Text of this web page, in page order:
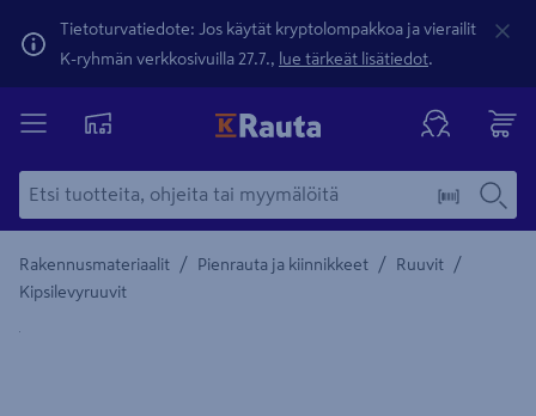
Tietoturvatiedote: Jos käytät kryptolompakkoa ja vierailit
K-ryhmän verkkosivuilla 27.7., lue tärkeät lisätiedot.
Rakennusmateriaalit / Pienrauta ja kiinnikkeet / Ruuvit /
Kipsilevyruuvit
Yksityiskohtainen kuvaus löytyy Tuotteen kuvaus -